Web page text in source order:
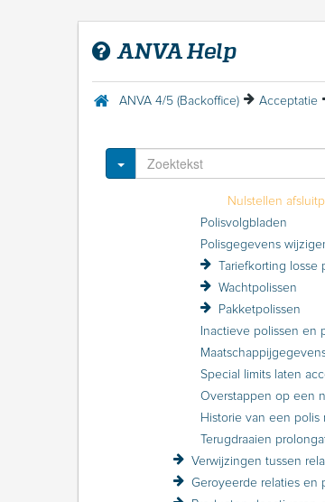
ANVA Help
ANVA 4/5 (Backoffice) Acceptatie
Toggle Dropdown
Polis invoeren
Polis afsluiten en
Polisvolgbladen
Polisgegevens
Wachtpolissen
Pakketpolissen
Terugdraaien